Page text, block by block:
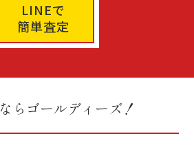
LINEで
簡単査定
らゴールディーズ！